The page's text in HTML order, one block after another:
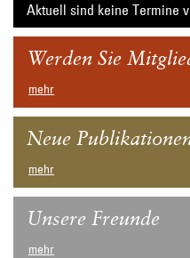
Aktuell sind keine Termine
Werden Sie
mehr
Neue
mehr
Unsere Freunde
mehr